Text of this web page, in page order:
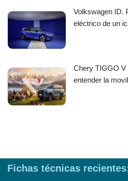
Volkswagen ID.
eléctrico de un
Chery TIGGO V
entender la
Fichas técnicas